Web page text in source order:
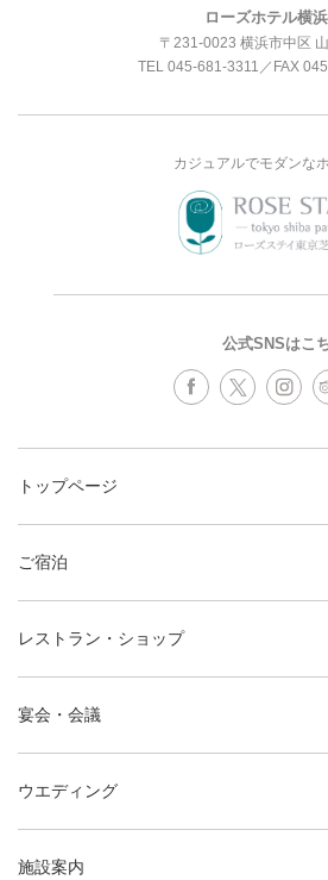
ローズホテル横浜
〒231-0023 横浜市中区
TEL 045-681-3311 ／FAX
カジュアルでモダンな
公式SNSはこ
トップページ
ご宿泊
レストラン・ショップ
宴会・会議
ウエディング
施設案内